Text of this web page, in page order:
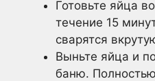
Готовьте яйца
течение 15
сварятся
Выньте яйца и
баню.